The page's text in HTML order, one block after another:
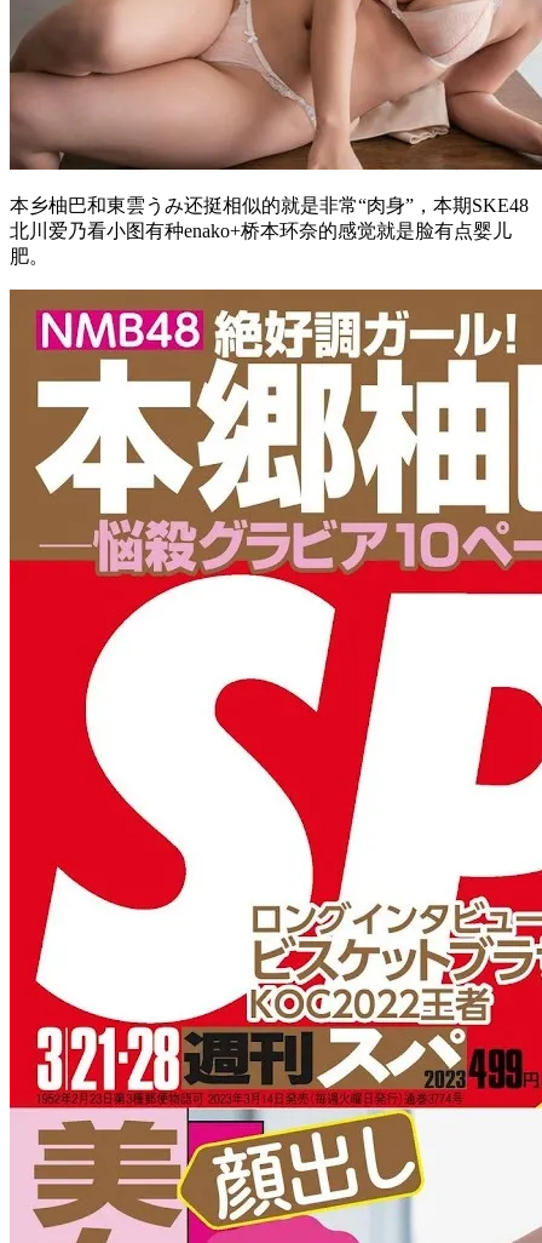
本乡柚巴和東雲うみ还挺相似的就是非常“肉身”，本期SKE48
北川爱乃看小图有种enako+桥本环奈的感觉就是脸有点婴儿
肥。